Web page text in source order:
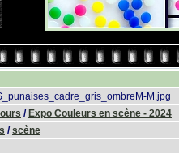
M.jpg
/ Expo Couleurs en scène - 2024
/scène